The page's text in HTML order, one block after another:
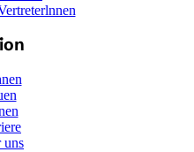
uns